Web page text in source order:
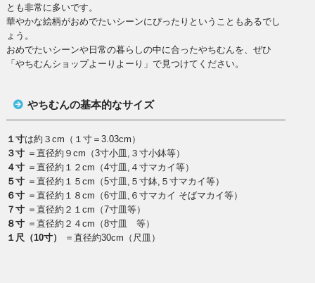
とも非常に多いです。
華やかな絵柄がおめでたいシーンにぴったりということもあるでし
ょう。
おめでたいシーンや日常の暮らしの中に合ったやちむんを、ぜひ
「やちむんショップよーりよーり」で見つけてください。
やちむんの基本的なサイズ
１寸は約３cm（１寸＝3.03cm）
３寸 ＝直径約９cm（3寸小皿,３寸小鉢等）
４寸 ＝直径約１２cm（4寸皿,４寸マカイ等）
５寸 ＝直径約１５cm（5寸皿,５寸鉢,５寸マカイ等）
６寸 ＝直径約１８cm（6寸皿,６寸マカイ そばマカイ等）
７寸 ＝直径約２１cm（7寸皿等）
８寸 ＝直径約２４cm（8寸皿 等）
１尺（10寸）
＝直径約30cm（尺皿）